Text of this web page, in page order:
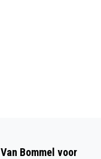
Bommel voor